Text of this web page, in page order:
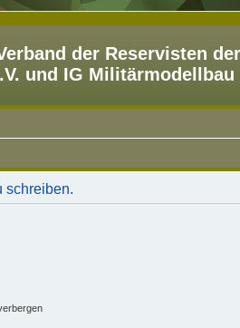
der Reservisten der
und IG Militärmodellbau
schreiben.